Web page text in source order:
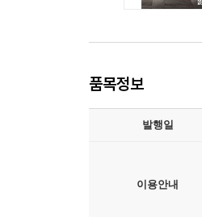
품목정보
발행일
이용안내